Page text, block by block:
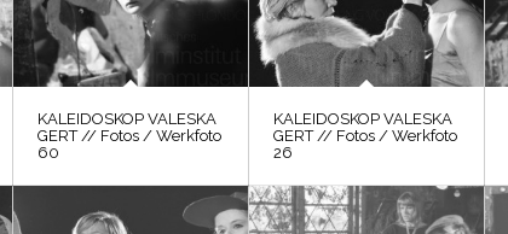
KALEIDOSKOP VALESKA
GERT // Fotos / Werkfoto
60
KALEIDOSKOP VALESKA
GERT // Fotos / Werkfoto
26